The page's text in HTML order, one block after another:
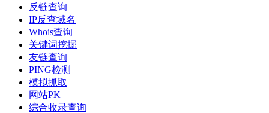
反链查询
IP反查域名
Whois查询
关键词挖掘
友链查询
PING检测
模拟抓取
网站PK
综合收录查询